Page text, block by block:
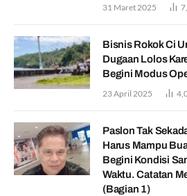
31 Maret 2025
Bisnis Rokok Ci
Dugaan Lolos
Begini Modus
23 April 2025
Paslon Tak
Harus Mampu
Begini Kondisi
Waktu. Catatan
(Bagian 1)